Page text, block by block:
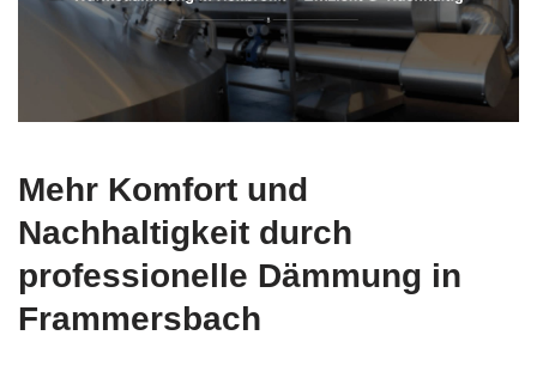
Mehr Komfort und
Nachhaltigkeit durch
professionelle Dämmung in
Frammersbach